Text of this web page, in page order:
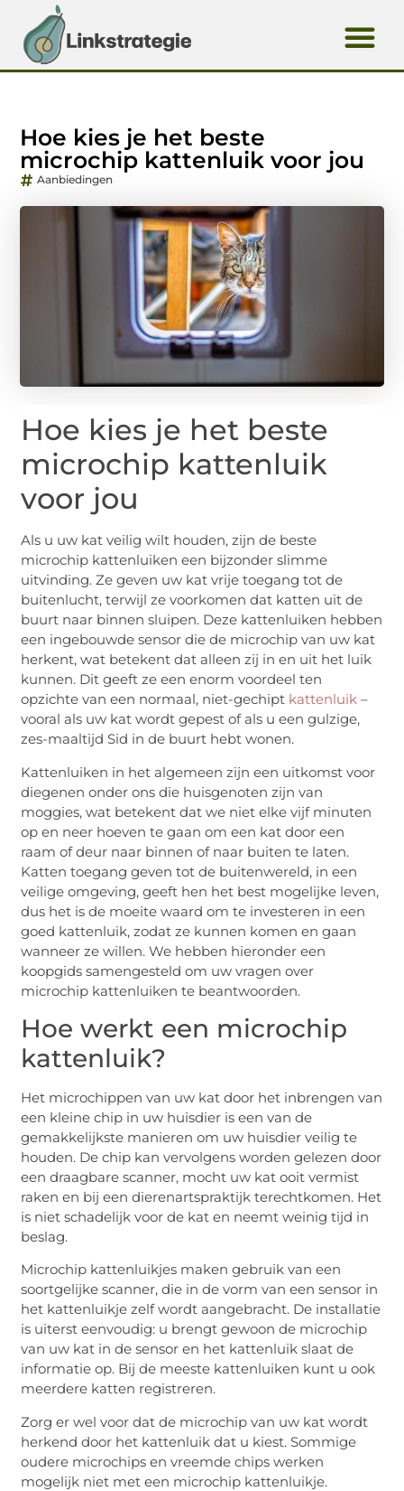
Hoe kies je het beste
microchip kattenluik voor jou
Aanbiedingen
Hoe kies je het beste
microchip kattenluik
voor jou
Als u uw kat veilig wilt houden, zijn de beste
microchip kattenluiken een bijzonder slimme
uitvinding. Ze geven uw kat vrije toegang tot de
buitenlucht, terwijl ze voorkomen dat katten uit de
buurt naar binnen sluipen. Deze kattenluiken hebben
een ingebouwde sensor die de microchip van uw kat
herkent, wat betekent dat alleen zij in en uit het luik
kunnen. Dit geeft ze een enorm voordeel ten
opzichte van een normaal, niet-gechipt kattenluik –
vooral als uw kat wordt gepest of als u een gulzige,
zes-maaltijd Sid in de buurt hebt wonen.
Kattenluiken in het algemeen zijn een uitkomst voor
diegenen onder ons die huisgenoten zijn van
moggies, wat betekent dat we niet elke vijf minuten
op en neer hoeven te gaan om een kat door een
raam of deur naar binnen of naar buiten te laten.
Katten toegang geven tot de buitenwereld, in een
veilige omgeving, geeft hen het best mogelijke leven,
dus het is de moeite waard om te investeren in een
goed kattenluik, zodat ze kunnen komen en gaan
wanneer ze willen. We hebben hieronder een
koopgids samengesteld om uw vragen over
microchip kattenluiken te beantwoorden.
Hoe werkt een microchip
kattenluik?
Het microchippen van uw kat door het inbrengen van
een kleine chip in uw huisdier is een van de
gemakkelijkste manieren om uw huisdier veilig te
houden. De chip kan vervolgens worden gelezen door
een draagbare scanner, mocht uw kat ooit vermist
raken en bij een dierenartspraktijk terechtkomen. Het
is niet schadelijk voor de kat en neemt weinig tijd in
beslag.
Microchip kattenluikjes maken gebruik van een
soortgelijke scanner, die in de vorm van een sensor in
het kattenluikje zelf wordt aangebracht. De installatie
is uiterst eenvoudig: u brengt gewoon de microchip
van uw kat in de sensor en het kattenluik slaat de
informatie op. Bij de meeste kattenluiken kunt u ook
meerdere katten registreren.
Zorg er wel voor dat de microchip van uw kat wordt
herkend door het kattenluik dat u kiest. Sommige
oudere microchips en vreemde chips werken
mogelijk niet met een microchip kattenluikje.